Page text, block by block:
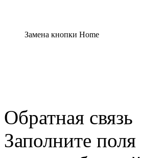
Замена кнопки Home
Обратная связь
Заполните